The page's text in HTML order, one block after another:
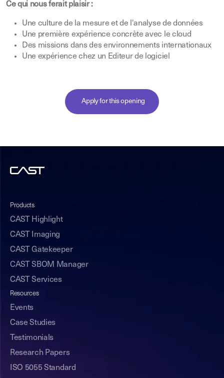
Ce qui nous ferait plaisir :
Une culture de la mesure et de l'analyse de données
Une première expérience concrète avec le cloud
Des missions dans des environnements internationaux
Une expérience chez un Editeur de logiciel
Apply for this opening
Products
CAST Highlight
CAST Imaging
CAST Gatekeeper
CAST SBOM Manager
CAST Services
Resources
Events
Case Studies
Testimonials
Research Papers
ISO 5055 Standard